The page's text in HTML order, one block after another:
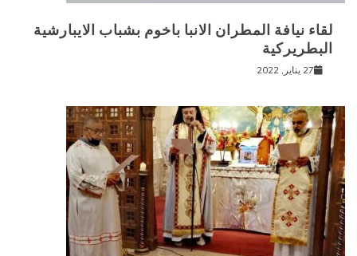
لقاء نيافة المطران الانبا باخوم بشباب الايبارشية
البطريركية
27 يناير, 2022